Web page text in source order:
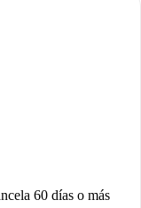
60 días o más